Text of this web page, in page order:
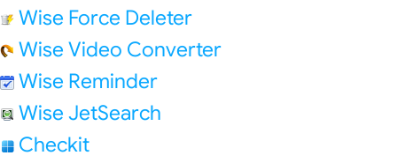
Wise Force Deleter
Wise Video Converter
Wise Reminder
Wise JetSearch
Checkit